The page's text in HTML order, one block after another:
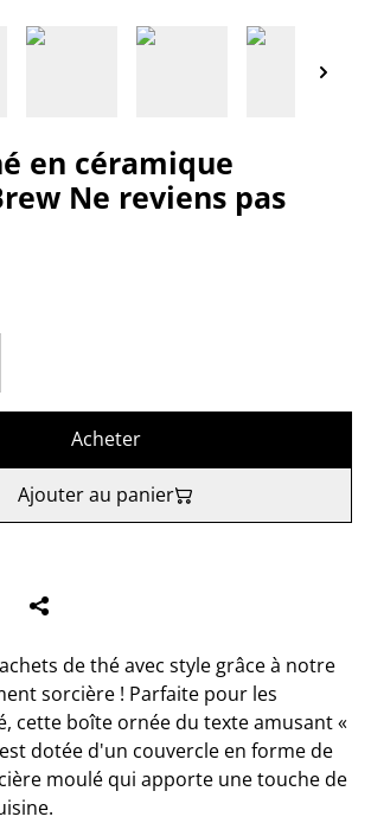
en céramique
Ne reviens pas
Acheter
Ajouter au panier
de thé avec style grâce à notre
sorcière ! Parfaite pour les
cette boîte ornée du texte amusant «
dotée d'un couvercle en forme de
moulé qui apporte une touche de